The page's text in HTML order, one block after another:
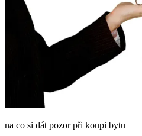
na co si dát pozor při koupi bytu